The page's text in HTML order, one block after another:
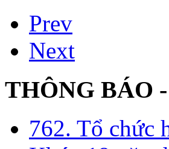
Prev
Next
THÔNG BÁO
762. Tổ chức